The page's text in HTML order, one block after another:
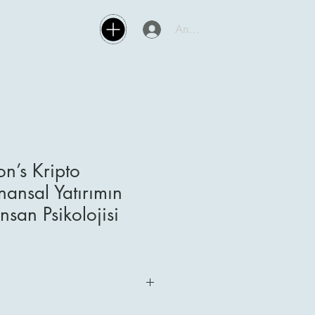
Anmelden
Kripto
Yatırımın
Psikolojisi